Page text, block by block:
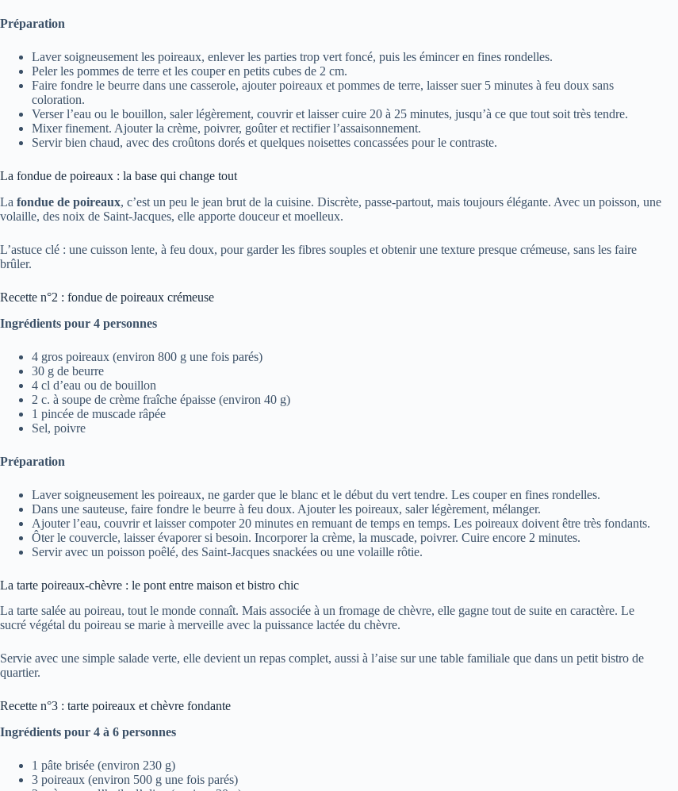
Préparation
Laver soigneusement les poireaux, enlever les parties trop vert foncé, puis les émincer en fines rondelles.
Peler les pommes de terre et les couper en petits cubes de 2 cm.
Faire fondre le beurre dans une casserole, ajouter poireaux et pommes de terre, laisser suer 5 minutes à feu doux sans
coloration.
Verser l’eau ou le bouillon, saler légèrement, couvrir et laisser cuire 20 à 25 minutes, jusqu’à ce que tout soit très tendre.
Mixer finement. Ajouter la crème, poivrer, goûter et rectifier l’assaisonnement.
Servir bien chaud, avec des croûtons dorés et quelques noisettes concassées pour le contraste.
La fondue de poireaux : la base qui change tout
La fondue de poireaux, c’est un peu le jean brut de la cuisine. Discrète, passe-partout, mais toujours élégante. Avec un poisson, une
volaille, des noix de Saint-Jacques, elle apporte douceur et moelleux.
L’astuce clé : une cuisson lente, à feu doux, pour garder les fibres souples et obtenir une texture presque crémeuse, sans les faire
brûler.
Recette n°2 : fondue de poireaux crémeuse
Ingrédients pour 4 personnes
4 gros poireaux (environ 800 g une fois parés)
30 g de beurre
4 cl d’eau ou de bouillon
2 c. à soupe de crème fraîche épaisse (environ 40 g)
1 pincée de muscade râpée
Sel, poivre
Préparation
Laver soigneusement les poireaux, ne garder que le blanc et le début du vert tendre. Les couper en fines rondelles.
Dans une sauteuse, faire fondre le beurre à feu doux. Ajouter les poireaux, saler légèrement, mélanger.
Ajouter l’eau, couvrir et laisser compoter 20 minutes en remuant de temps en temps. Les poireaux doivent être très fondants.
Ôter le couvercle, laisser évaporer si besoin. Incorporer la crème, la muscade, poivrer. Cuire encore 2 minutes.
Servir avec un poisson poêlé, des Saint-Jacques snackées ou une volaille rôtie.
La tarte poireaux-chèvre : le pont entre maison et bistro chic
La tarte salée au poireau, tout le monde connaît. Mais associée à un fromage de chèvre, elle gagne tout de suite en caractère. Le
sucré végétal du poireau se marie à merveille avec la puissance lactée du chèvre.
Servie avec une simple salade verte, elle devient un repas complet, aussi à l’aise sur une table familiale que dans un petit bistro de
quartier.
Recette n°3 : tarte poireaux et chèvre fondante
Ingrédients pour 4 à 6 personnes
1 pâte brisée (environ 230 g)
3 poireaux (environ 500 g une fois parés)